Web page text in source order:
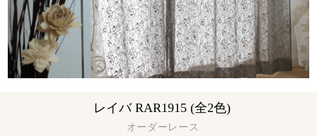
オーダーレース
レイバ RAR1915 (全2色)